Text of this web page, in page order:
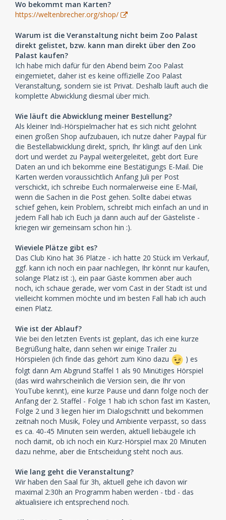
Wo bekommt man Karten?
https://weltenbrecher.org/shop/
Warum ist die Veranstaltung nicht beim Zoo Palast
direkt gelistet, bzw. kann man direkt über den Zoo
Palast kaufen?
Ich habe mich dafür für den Abend beim Zoo Palast
eingemietet, daher ist es keine offizielle Zoo Palast
Veranstaltung, sondern sie ist Privat. Deshalb läuft auch die
komplette Abwicklung diesmal über mich.
Wie läuft die Abwicklung meiner Bestellung?
Als kleiner Indi-Hörspielmacher hat es sich nicht gelohnt
einen großen Shop aufzubauen, ich nutze daher Paypal für
die Bestellabwicklung direkt, sprich, Ihr klingt auf den Link
dort und werdet zu Paypal weitergeleitet, gebt dort Eure
Daten an und ich bekomme eine Bestätigungs E-Mail. Die
Karten werden voraussichtlich Anfang Juli per Post
verschickt, ich schreibe Euch normalerweise eine E-Mail,
wenn die Sachen in die Post gehen. Sollte dabei etwas
schief gehen, kein Problem, schreibt mich einfach an und in
jedem Fall hab ich Euch ja dann auch auf der Gästeliste -
kriegen wir gemeinsam schon hin :).
Wieviele Plätze gibt es?
Das Club Kino hat 36 Plätze - ich hatte 20 Stück im Verkauf,
ggf. kann ich noch ein paar nachlegen, Ihr könnt nur kaufen,
solange Platz ist :), ein paar Gäste kommen aber auch
noch, ich schaue gerade, wer vom Cast in der Stadt ist und
vielleicht kommen möchte und im besten Fall hab ich auch
einen Platz.
Wie ist der Ablauf?
Wie bei den letzten Events ist geplant, das ich eine kurze
Begrüßung halte, dann sehen wir einige Trailer zu
Hörspielen (ich finde das gehört zum Kino dazu
) es
folgt dann Am Abgrund Staffel 1 als 90 Minütiges Hörspiel
(das wird wahrscheinlich die Version sein, die Ihr von
YouTube kennt), eine kurze Pause und dann folge noch der
Anfang der 2. Staffel - Folge 1 hab ich schon fast im Kasten,
Folge 2 und 3 liegen hier im Dialogschnitt und bekommen
zeitnah noch Musik, Foley und Ambiente verpasst, so dass
es ca. 40-45 Minuten sein werden, aktuell liebäugele ich
noch damit, ob ich noch ein Kurz-Hörspiel max 20 Minuten
dazu nehme, aber die Entscheidung steht noch aus.
Wie lang geht die Veranstaltung?
Wir haben den Saal für 3h, aktuell gehe ich davon wir
maximal 2:30h an Programm haben werden - tbd - das
aktualisiere ich entsprechend noch.